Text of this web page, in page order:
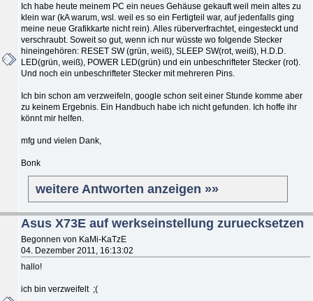
Ich habe heute meinem PC ein neues Gehäuse gekauft weil mein altes zu
klein war (kA warum, wsl. weil es so ein Fertigteil war, auf jedenfalls ging
meine neue Grafikkarte nicht rein). Alles rüberverfrachtet, eingesteckt und
verschraubt. Soweit so gut, wenn ich nur wüsste wo folgende Stecker
hineingehören: RESET SW (grün, weiß), SLEEP SW(rot, weiß), H.D.D.
LED(grün, weiß), POWER LED(grün) und ein unbeschrifteter Stecker (rot).
Und noch ein unbeschrifteter Stecker mit mehreren Pins.
Ich bin schon am verzweifeln, google schon seit einer Stunde komme aber
zu keinem Ergebnis. Ein Handbuch habe ich nicht gefunden. Ich hoffe ihr
könnt mir helfen.
mfg und vielen Dank,
Bonk
weitere Antworten anzeigen »»
Asus X73E auf werkseinstellung zuruecksetzen
Begonnen von KaMi-KaTzE
04. Dezember 2011, 16:13:02
hallo!
ich bin verzweifelt ;(